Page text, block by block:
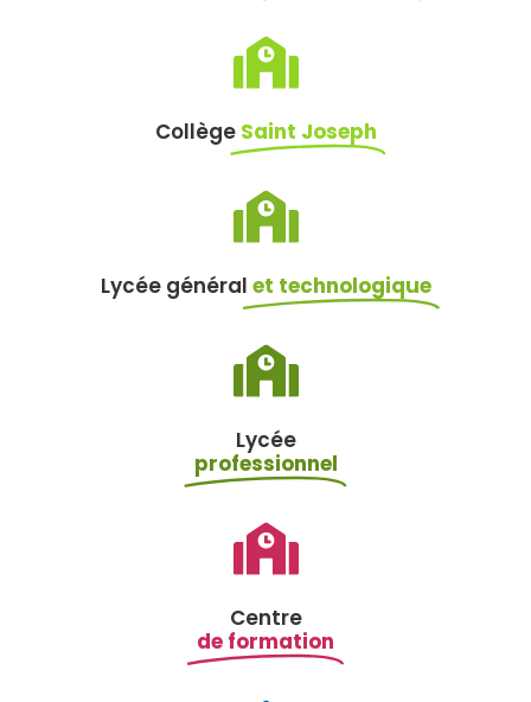
Collège Saint Joseph
Lycée général et technologique
Lycée
professionnel
Centre
de formation